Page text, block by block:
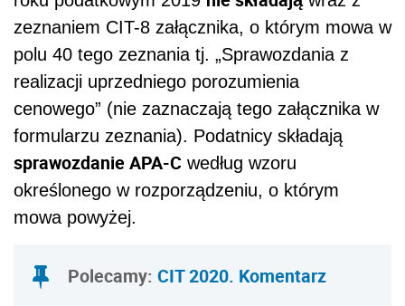
zeznaniem CIT-8 załącznika, o którym mowa w
polu 40 tego zeznania tj. „Sprawozdania z
realizacji uprzedniego porozumienia
cenowego” (nie zaznaczają tego załącznika w
formularzu zeznania). Podatnicy składają
sprawozdanie APA-C według wzoru
określonego w rozporządzeniu, o którym
mowa powyżej.
Polecamy: CIT 2020. Komentarz